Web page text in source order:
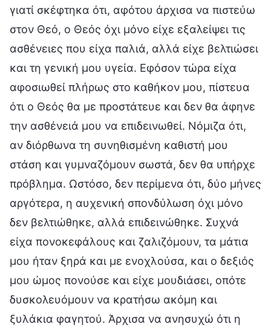
γιατί σκέφτηκα ότι, αφότου άρχισα να πιστεύω
στον Θεό, ο Θεός όχι μόνο είχε εξαλείψει τις
ασθένειες που είχα παλιά, αλλά είχε βελτιώσει
και τη γενική μου υγεία. Εφόσον τώρα είχα
αφοσιωθεί πλήρως στο καθήκον μου, πίστευα
ότι ο Θεός θα με προστάτευε και δεν θα άφηνε
την ασθένειά μου να επιδεινωθεί. Νόμιζα ότι,
αν διόρθωνα τη συνηθισμένη καθιστή μου
στάση και γυμναζόμουν σωστά, δεν θα υπήρχε
πρόβλημα. Ωστόσο, δεν περίμενα ότι, δύο μήνες
αργότερα, η αυχενική σπονδύλωση όχι μόνο
δεν βελτιώθηκε, αλλά επιδεινώθηκε. Συχνά
είχα πονοκεφάλους και ζαλιζόμουν, τα μάτια
μου ήταν ξηρά και με ενοχλούσα, και ο δεξιός
μου ώμος πονούσε και είχε μουδιάσει, οπότε
δυσκολευόμουν να κρατήσω ακόμη και
ξυλάκια φαγητού. Άρχισα να ανησυχώ ότι η